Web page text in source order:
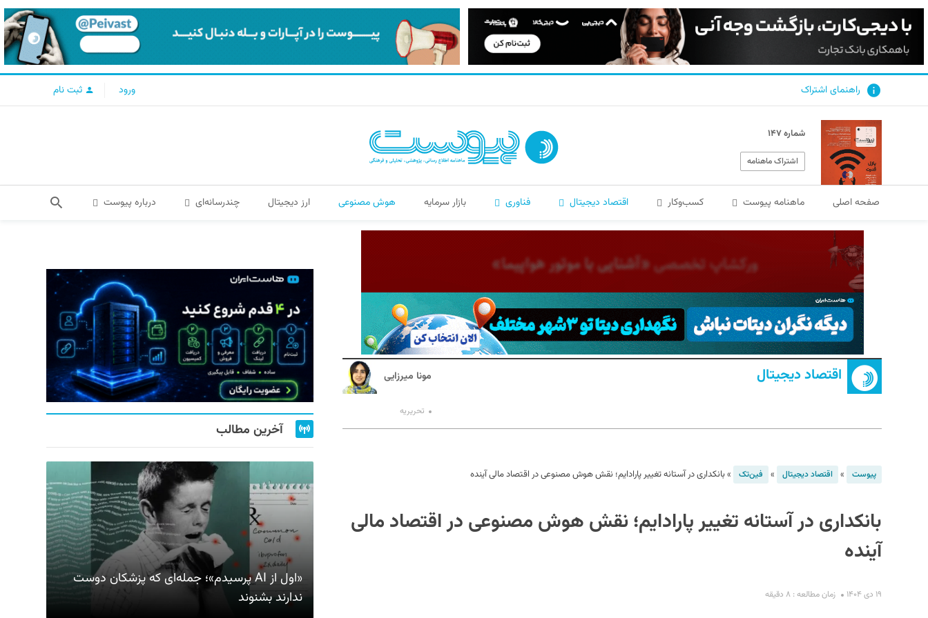
راهنمای اشتراک ورود ثبت نام
شماره ۱۴۷
اشتراک ماهنامه
صفحه اصلی ماهنامه پیوست کسب‌و‌کار اقتصاد دیجیتال فناوری بازار سرمایه هوش مصنوعی ارز دیجیتال چندرسانه‌ای درباره پیوست
اقتصاد دیجیتال مونا میرزایی
تحریریه
پیوست » اقتصاد دیجیتال » فین‌تک »بانکداری در آستانه تغییر پارادایم؛ نقش هوش مصنوعی در اقتصاد مالی آینده
بانکداری در آستانه تغییر پارادایم؛ نقش هوش مصنوعی در اقتصاد مالی
آینده
۱۹ دی ۱۴۰۴ زمان مطالعه : ۸ دقیقه
آخرین مطالب
«اول از AI پرسیدم»؛ جمله‌ای که پزشکان دوست
ندارند بشنوند